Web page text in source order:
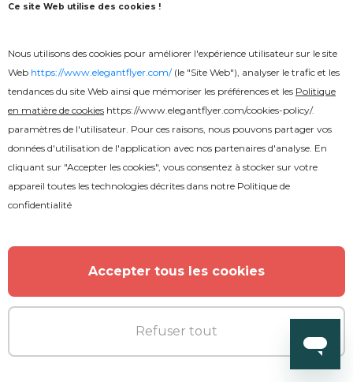
Effet de texte fumée
Ce site Web utilise des cookies !
Nous utilisons des cookies pour améliorer l'expérience utilisateur sur le site
Web https://www.elegantflyer.com/(le "Site Web"), analyser le trafic et les
tendances du site Web ainsi que mémoriser les préférences et les Politique
en matière de cookies https://www.elegantflyer.com/cookies-policy/.
paramètres de l'utilisateur. Pour ces raisons, nous pouvons partager vos
données d'utilisation de l'application avec nos partenaires d'analyse. En
cliquant sur "Accepter les cookies", vous consentez à stocker sur votre
appareil toutes les technologies décrites dans notre Politique de
confidentialité
Accepter tous les cookies
Refuser tout